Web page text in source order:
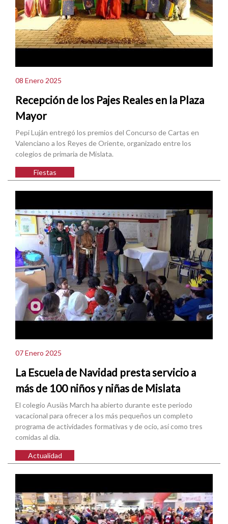
08 Enero 2025
Recepción de los Pajes Reales en la Plaza
Mayor
Pepi Luján entregó los premios del Concurso de Cartas en
Valenciano a los Reyes de Oriente, organizado entre los
colegios de primaria de Mislata.
Fiestas
07 Enero 2025
La Escuela de Navidad presta servicio a
más de 100 niños y niñas de Mislata
El colegio Ausiàs March ha abierto durante este periodo
vacacional para ofrecer a los más pequeños un completo
programa de actividades formativas y de ocio, así como tres
comidas al día.
Actualidad